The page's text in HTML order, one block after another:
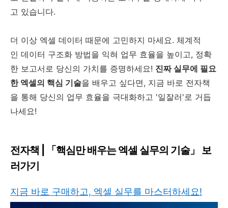
고 있습니다.
더 이상 엑셀 데이터 때문에 고민하지 마세요. 체계적
인 데이터 구조화 방법을 익혀 업무 효율을 높이고, 정확
한 보고서로 당신의 가치를 증명하세요! 진짜 실무에 필요
한 엑셀의 핵심 기술을 배우고 싶다면, 지금 바로 전자책
을 통해 당신의 업무 효율을 극대화하고 '일잘러'로 거듭
나세요!
전자책 | 「핵심만 배우는 엑셀 실무의 기술」 보
러가기
지금 바로 구매하고, 엑셀 실무를 마스터하세요!